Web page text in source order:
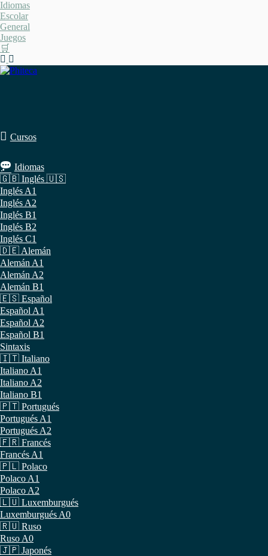
Saltar
al
contenido
Idiomas
Escolar
General
Juegos
🛒
Cursos
Idiomas
🇬🇧 Inglés 🇺🇸
Inglés A1
Inglés A2
Inglés B1
Inglés B2
Inglés C1
🇩🇪 Alemán
Alemán A1
Alemán A2
Alemán B1
🇪🇸 Español
Español A1
Español A2
Español B1
Sintaxis
🇮🇹 Italiano
Italiano A1
Italiano A2
Italiano B1
🇵🇹 Portugués
Portugués A1
Portugués A2
🇫🇷 Francés
Francés A1
🇵🇱 Polaco
Polaco A1
Polaco A2
🇱🇺 Luxemburgués
Luxemburgués A0
🇷🇺 Ruso
Ruso A0
🇯🇵 Japonés